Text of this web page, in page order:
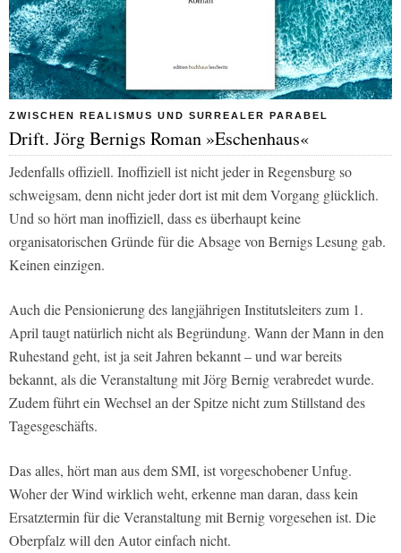
ZWISCHEN REALISMUS UND SURREALER PARABEL
Drift. Jörg Bernigs Roman »Eschenhaus«
Jedenfalls offiziell. Inoffiziell ist nicht jeder in Regensburg so
schweigsam, denn nicht jeder dort ist mit dem Vorgang glücklich.
Und so hört man inoffiziell, dass es überhaupt keine
organisatorischen Gründe für die Absage von Bernigs Lesung gab.
Keinen einzigen.
Auch die Pensionierung des langjährigen Institutsleiters zum 1.
April taugt natürlich nicht als Begründung. Wann der Mann in den
Ruhestand geht, ist ja seit Jahren bekannt – und war bereits
bekannt, als die Veranstaltung mit Jörg Bernig verabredet wurde.
Zudem führt ein Wechsel an der Spitze nicht zum Stillstand des
Tagesgeschäfts.
Das alles, hört man aus dem SMI, ist vorgeschobener Unfug.
Woher der Wind wirklich weht, erkenne man daran, dass kein
Ersatztermin für die Veranstaltung mit Bernig vorgesehen ist. Die
Oberpfalz will den Autor einfach nicht.